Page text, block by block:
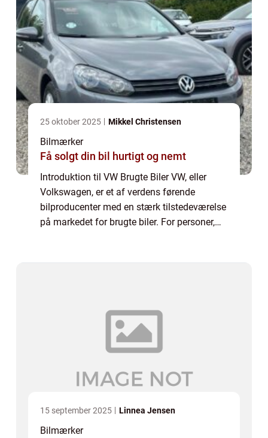
25 oktober 2025 Mikkel Christensen
Bilmærker
Få solgt din bil hurtigt og nemt
Introduktion til VW Brugte Biler VW, eller
Volkswagen, er et af verdens førende
bilproducenter med en stærk tilstedeværelse
på markedet for brugte biler. For personer,
15 september 2025 Linnea Jensen
Bilmærker